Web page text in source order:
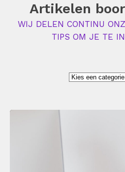
Artikelen
WIJ DELEN CONTINU
TIPS OM JE TE